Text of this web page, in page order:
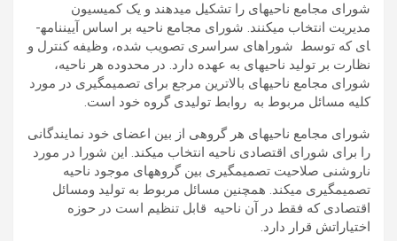
شورای مجامع ناحیه­ای را تشکیل می­دهند و یک کمیسیون
مدیریت انتخاب می­کنند. شورای مجامع ناحیه بر اساس آیین­نامه­
ای که توسط شوراهای سراسری تصویب شده، وظیفه کنترل و
نظارت بر تولید ناحیه­ای به عهده دارد. در محدوده هر ناحیه،
شورای مجامع ناحیه­ای بالاترین مرجع برای تصمیم­گیری در مورد
کلیه مسائل مربوط به روابط تولیدی گروه خود است.
شورای مجامع ناحیه­ای هر گروهی از بین اعضای خود نمایندگانی
را برای شورای اقتصادی ناحیه انتخاب می­کند. این شورا در مورد
ناروشنی صلاحیت تصمیم­گیری بین گروه­های موجود ناحیه
تصمیم­گیری می­کند. هم­چنین مسائل مربوط به تولید ومسائل
اقتصادی که فقط در آن ناحیه قابل تنظیم است در حوزه
اختیاراتش قرار دارد.